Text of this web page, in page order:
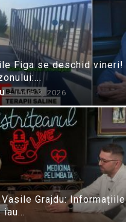
Figa se deschid vineri!
- iunie 9, 2026
Vasile Grajdu: Informațiile